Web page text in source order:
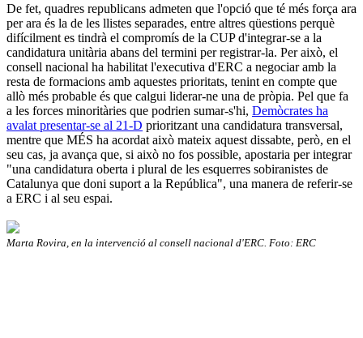
De fet, quadres republicans admeten que l'opció que té més força ara
per ara és la de les llistes separades, entre altres qüestions perquè
difícilment es tindrà el compromís de la CUP d'integrar-se a la
candidatura unitària abans del termini per registrar-la. Per això, el
consell nacional ha habilitat l'executiva d'ERC a negociar amb la
resta de formacions amb aquestes prioritats, tenint en compte que
allò més probable és que calgui liderar-ne una de pròpia. Pel que fa
a les forces minoritàries que podrien sumar-s'hi, Demòcrates ha
avalat presentar-se al 21-D prioritzant una candidatura transversal,
mentre que MÉS ha acordat això mateix aquest dissabte, però, en el
seu cas, ja avança que, si això no fos possible, apostaria per integrar
"una candidatura oberta i plural de les esquerres sobiranistes de
Catalunya que doni suport a la República", una manera de referir-se
a ERC i al seu espai.
Marta Rovira, en la intervenció al consell nacional d'ERC. Foto: ERC